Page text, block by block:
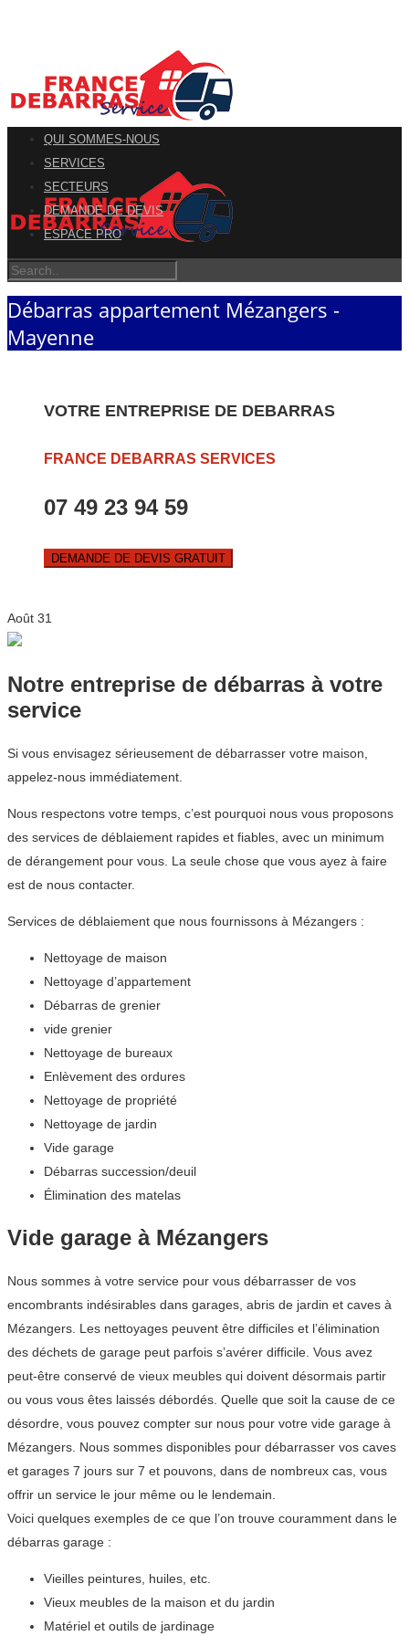
QUI SOMMES-NOUS
SERVICES
SECTEURS
DEMANDE DE DEVIS
ESPACE PRO
Débarras appartement Mézangers -
Mayenne
VOTRE ENTREPRISE DE DEBARRAS
FRANCE DEBARRAS SERVICES
07 49 23 94 59
DEMANDE DE DEVIS GRATUIT
Août 31
Notre entreprise de débarras à votre
service
Si vous envisagez sérieusement de débarrasser votre maison,
appelez-nous immédiatement.
Nous respectons votre temps, c’est pourquoi nous vous proposons
des services de déblaiement rapides et fiables, avec un minimum
de dérangement pour vous. La seule chose que vous ayez à faire
est de nous contacter.
Services de déblaiement que nous fournissons à Mézangers :
Nettoyage de maison
Nettoyage d’appartement
Débarras de grenier
vide grenier
Nettoyage de bureaux
Enlèvement des ordures
Nettoyage de propriété
Nettoyage de jardin
Vide garage
Débarras succession/deuil
Élimination des matelas
Vide garage à Mézangers
Nous sommes à votre service pour vous débarrasser de vos
encombrants indésirables dans garages, abris de jardin et caves à
Mézangers. Les nettoyages peuvent être difficiles et l’élimination
des déchets de garage peut parfois s’avérer difficile. Vous avez
peut-être conservé de vieux meubles qui doivent désormais partir
ou vous vous êtes laissés débordés. Quelle que soit la cause de ce
désordre, vous pouvez compter sur nous pour votre vide garage à
Mézangers. Nous sommes disponibles pour débarrasser vos caves
et garages 7 jours sur 7 et pouvons, dans de nombreux cas, vous
offrir un service le jour même ou le lendemain.
Voici quelques exemples de ce que l’on trouve couramment dans le
débarras garage :
Vieilles peintures, huiles, etc.
Vieux meubles de la maison et du jardin
Matériel et outils de jardinage